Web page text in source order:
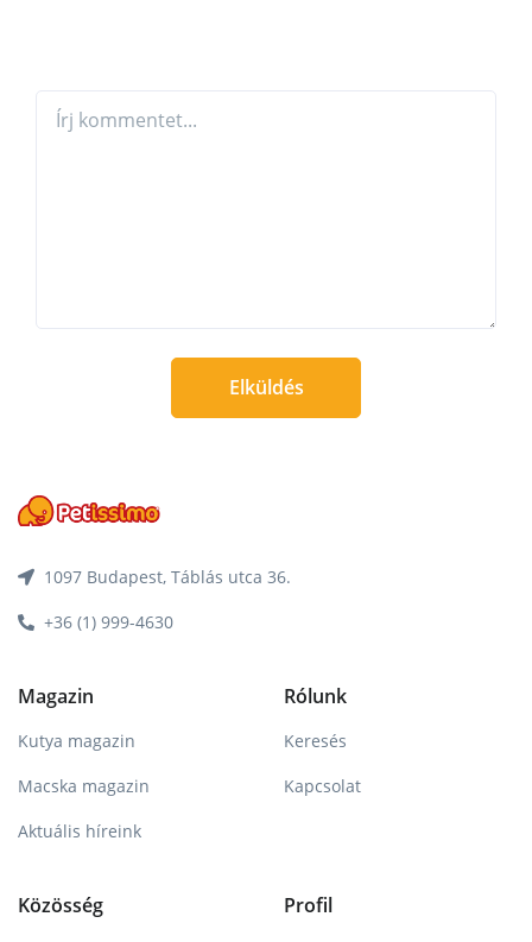
Elküldés
1097 Budapest, Táblás utca 36.
+36 (1) 999-4630
Magazin
Kutya magazin
Macska magazin
Aktuális híreink
Rólunk
Keresés
Kapcsolat
Közösség Profil